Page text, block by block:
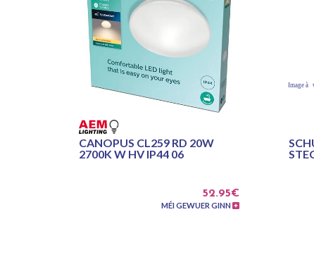
CANOPUS CL259 RD 20W
2700K W HV IP44 06
52.95€
MÉI GEWUER GINN